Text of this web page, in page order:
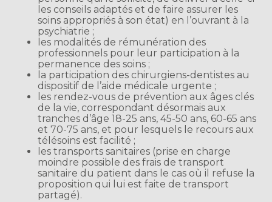
les conseils adaptés et de faire assurer les
soins appropriés à son état) en l’ouvrant à la
psychiatrie ;
les modalités de rémunération des
professionnels pour leur participation à la
permanence des soins ;
la participation des chirurgiens-dentistes au
dispositif de l’aide médicale urgente ;
les rendez-vous de prévention aux âges clés
de la vie, correspondant désormais aux
tranches d’âge 18-25 ans, 45-50 ans, 60-65 ans
et 70-75 ans, et pour lesquels le recours aux
télésoins est facilité ;
les transports sanitaires (prise en charge
moindre possible des frais de transport
sanitaire du patient dans le cas où il refuse la
proposition qui lui est faite de transport
partagé).